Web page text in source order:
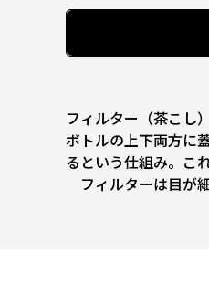
フィルター（茶こし
ボトルの上下両方に
るという仕組み。こ
フィルターは目が